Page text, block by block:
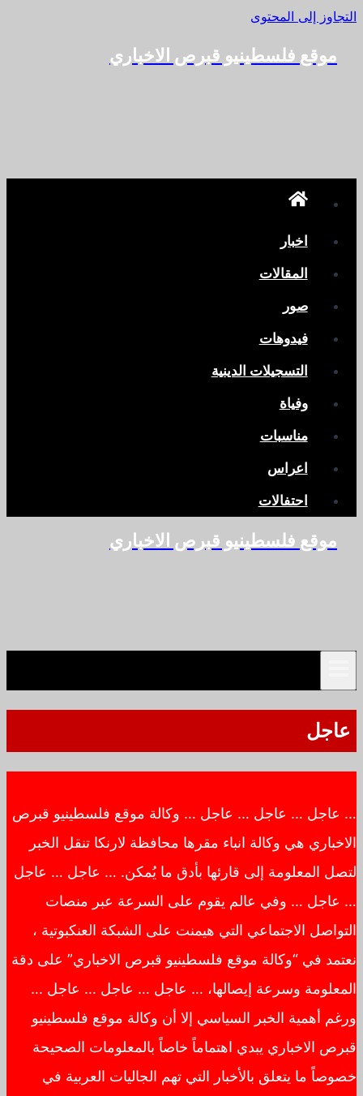
التجاوز إلى المحتوى
موقع فلسطينيو قبرص الاخباري
اخبار
المقالات
صور
فيدوهات
التسجيلات الدينية
وفياة
مناسبات
اعراس
احتفالات
موقع فلسطينيو قبرص الاخباري
عاجل
… عاجل … عاجل … عاجل … وكالة موقع فلسطينيو قبرص
الاخباري هي وكالة انباء مقرها محافظة لارنكا تنقل الخبر
لتصل المعلومة إلى قارئها بأدق ما يُمكن. … عاجل … عاجل
… عاجل … وفي عالم يقوم على السرعة عبر منصات
التواصل الاجتماعي التي هيمنت على الشبكة العنكبوتية ،
نعتمد في “وكالة موقع فلسطينيو قبرص الاخباري” على دقة
المعلومة وسرعة إيصالها، … عاجل … عاجل … عاجل …
ورغم أهمية الخبر السياسي إلا أن وكالة موقع فلسطينيو
قبرص الاخباري يبدي اهتماماً خاصاً بالمعلومات الصحيحة
خصوصاً ما يتعلق بالأخبار التي تهم الجاليات العربية في